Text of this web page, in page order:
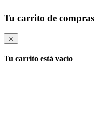
Tu carrito de compras
Tu carrito está vacío